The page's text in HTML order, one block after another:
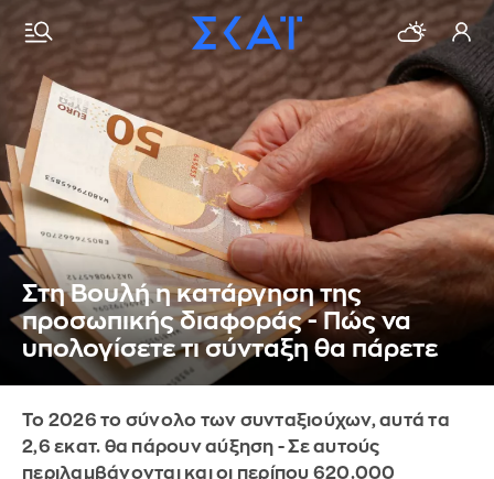
Στη Βουλή η κατάργηση της
προσωπικής διαφοράς - Πώς να
υπολογίσετε τι σύνταξη θα πάρετε
Το 2026 το σύνολο των συνταξιούχων, αυτά τα
2,6 εκατ. θα πάρουν αύξηση - Σε αυτούς
περιλαμβάνονται και οι περίπου 620.000